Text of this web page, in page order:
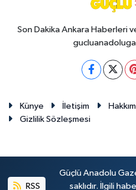
Son Dakika Ankara Haberleri
Künye İletişim
Gizlilik Sözleşmesi
RSS
Güçlü Anadolu
saklıdır. İlgili